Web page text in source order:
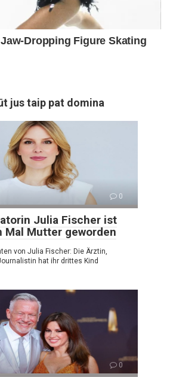
jus taip pat domina
0
Julia Fischer ist
Mutter geworden
von Julia Fischer: Die Ärztin,
hat ihr drittes Kind
0